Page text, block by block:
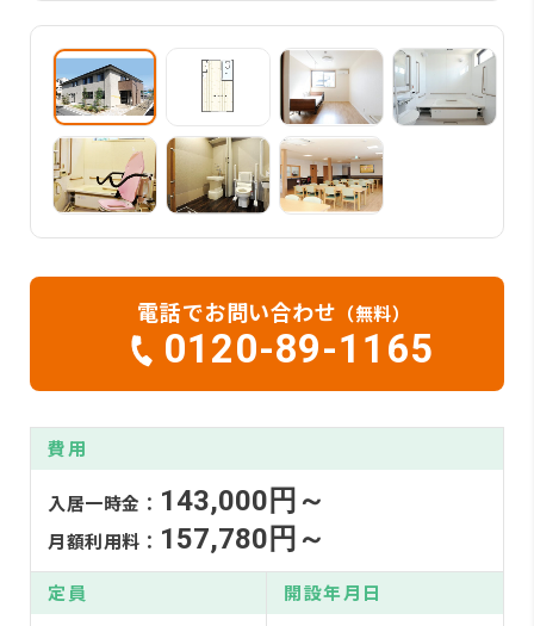
電話でお問い合わせ （無料）
0120-89-1165
費用
入居一時金： 143,000円～
月額利用料： 157,780円～
定員
開設年月日